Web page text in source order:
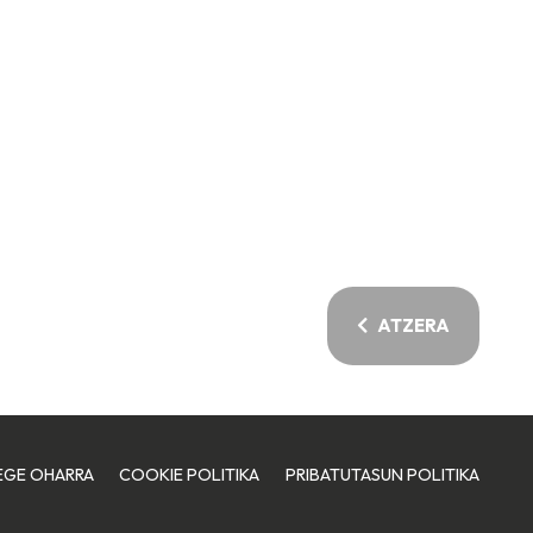
ATZERA
OHARRA COOKIE POLITIKA PRIBATUTASUN POLITIKA